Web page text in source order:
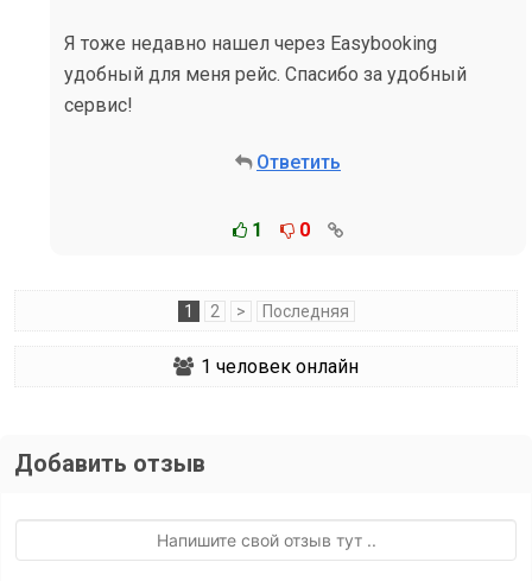
Я тоже недавно нашел через Easybooking
удобный для меня рейс. Спасибо за удобный
сервис!
Ответить
1 0
1 2 > Последняя
1 человек онлайн
Добавить отзыв